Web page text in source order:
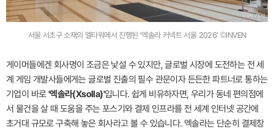
서울 서초구 소재의 엘타워에서 진행된 '엑솔라 커넥트 서울 2026' ©INVEN
게이머들에겐 회사명이 조금은 낯설 수 있지만, 글로벌 시장에 도전하는 전 세
계 게임 개발사들에게는 글로벌 진출의 필수 관문이자 든든한 파트너로 통하는
기업이 바로'엑솔라(Xsolla)'입니다. 쉽게 비유하자면, 우리가 동네 편의점에
서 물건을 살 때 도움을 주는 포스기와 결제 인프라를 전 세계 인터넷 공간에
초거대 규모로 구축해 놓은 회사라고 볼 수 있습니다. 엑솔라는 단순히 결제창